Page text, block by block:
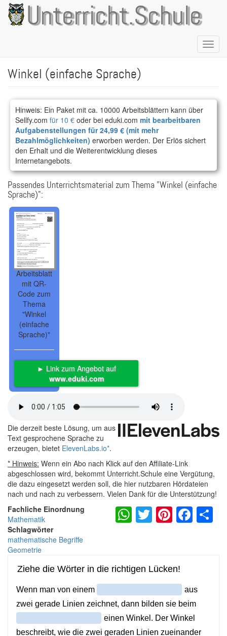
Direkt
zum
Inhalt
Unterricht.Schule
Winkel (einfache Sprache)
Hinweis: Ein Paket mit ca. 10000 Arbeitsblättern kann über
Sellfy.com für 10 € oder bei eduki.com mit bearbeitbaren
Aufgabenstellungen für 24,99 € (mit mehr
Bezahlmöglichkeiten) erworben werden. Der Erlös sichert
den Erhalt und die Weiterentwicklung dieses
Internetangebots.
Passendes Unterrichtsmaterial zum Thema "Winkel (einfache
Sprache)":
Arbeitsblatt
mit QR-
Code zum
Thema
"Winkel
(einfache
Sprache)"
► Link zum Angebot auf
www.eduki.com
Die derzeit beste Lösung, um aus
Text gesprochene Sprache zu
erzeugen, bietet ElevenLabs.io*.
* Hinweis: Wenn ein Abo nach Klick auf den Affiliate-Link
abgeschlossen wird, bekommt Unterricht.Schule eine Vergütung,
die dazu eingesetzt werden soll, die hier nutzbaren Hördateien
nach und nach zu verbessern. Vielen Dank für die Unterstützung!
Fachliche Einordnung
Mathematik
Schlagwörter
mathematische Begriffe
Geometrie
WhatsApp
Twitter